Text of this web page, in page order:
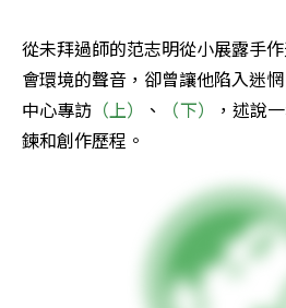
從未拜過師的范志明從小展露手
會環境的聲音，卻曾讓他陷入迷
中心專訪 （上） 、 （下）
，述說
鍊和創作歷程。